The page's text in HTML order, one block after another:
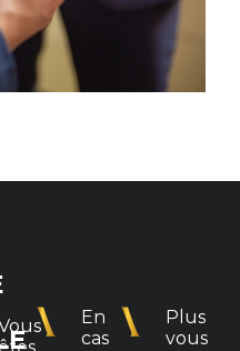
En
cas
Plus
vous